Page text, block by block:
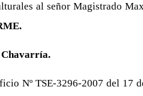
al señor Magistrado
Chavarría.
Nº TSE-3296-2007 del 17